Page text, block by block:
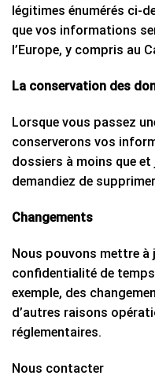
légitimes énumérés ci-
que vos informations
l’Europe, y compris au
La conservation des
Lorsque vous passez
conserverons vos
dossiers à moins que et
demandiez de
Changements
Nous pouvons mettre
confidentialité de
exemple, des
d’autres raisons
réglementaires.
Nous contacter